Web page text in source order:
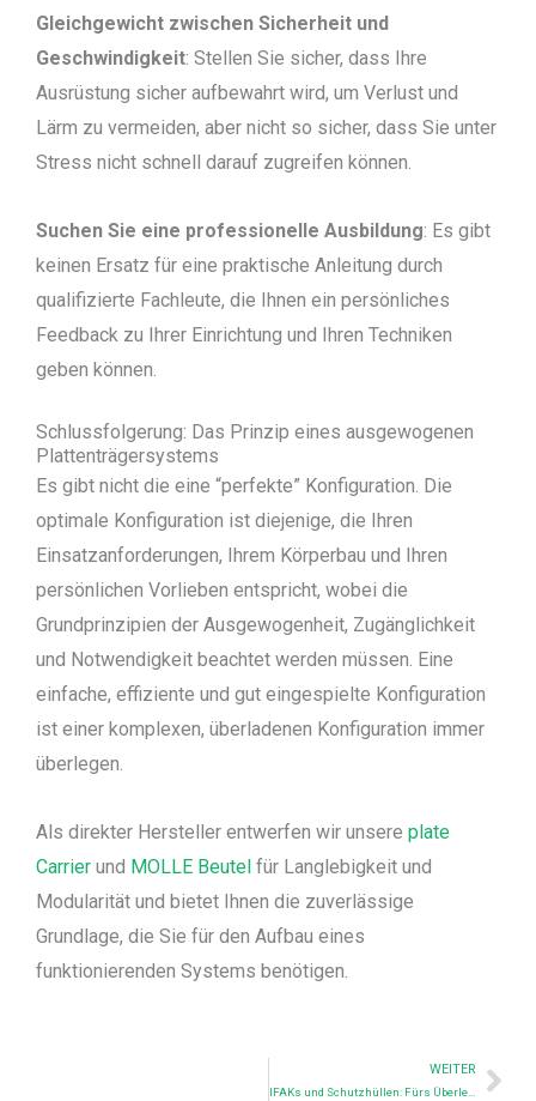
Gleichgewicht zwischen Sicherheit und
Geschwindigkeit: Stellen Sie sicher, dass Ihre
Ausrüstung sicher aufbewahrt wird, um Verlust und
Lärm zu vermeiden, aber nicht so sicher, dass Sie unter
Stress nicht schnell darauf zugreifen können.
Suchen Sie eine professionelle Ausbildung: Es gibt
keinen Ersatz für eine praktische Anleitung durch
qualifizierte Fachleute, die Ihnen ein persönliches
Feedback zu Ihrer Einrichtung und Ihren Techniken
geben können.
Schlussfolgerung: Das Prinzip eines ausgewogenen
Plattenträgersystems
Es gibt nicht die eine “perfekte” Konfiguration. Die
optimale Konfiguration ist diejenige, die Ihren
Einsatzanforderungen, Ihrem Körperbau und Ihren
persönlichen Vorlieben entspricht, wobei die
Grundprinzipien der Ausgewogenheit, Zugänglichkeit
und Notwendigkeit beachtet werden müssen. Eine
einfache, effiziente und gut eingespielte Konfiguration
ist einer komplexen, überladenen Konfiguration immer
überlegen.
Als direkter Hersteller entwerfen wir unsere plate
Carrier und MOLLE Beutel für Langlebigkeit und
Modularität und bietet Ihnen die zuverlässige
Grundlage, die Sie für den Aufbau eines
funktionierenden Systems benötigen.
WEITER
IFAKs und Schutzhüllen: Fürs Überleben gerüstet